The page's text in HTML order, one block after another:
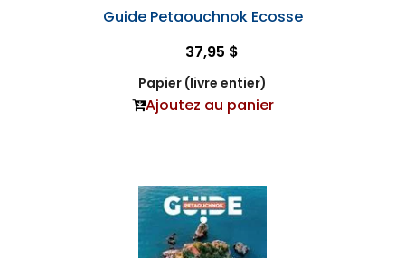
Guide Petaouchnok Ecosse
37,95 $
Papier (livre entier)
Ajoutez au panier